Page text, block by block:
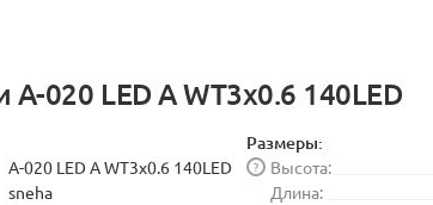
A-020 LED A WT3x0.6 140LED
A-020 LED A WT3x0.6 140LED
sneha
Размеры:
Высота:
?
Длина: